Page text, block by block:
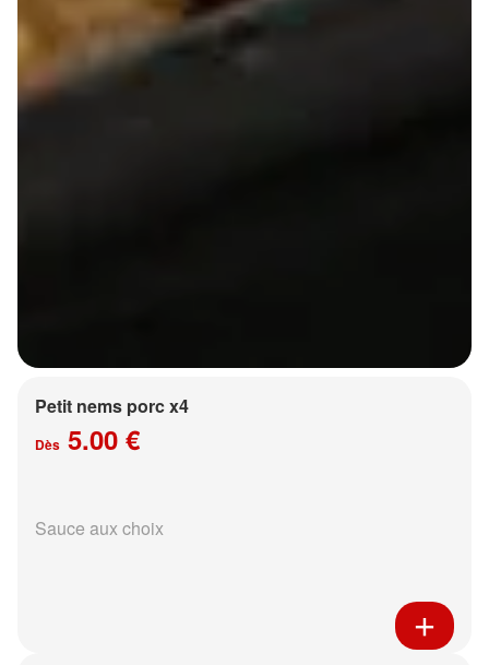
Petit nems porc x4
Dès 5.00 €
Sauce aux choix